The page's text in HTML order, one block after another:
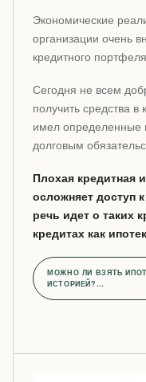
Экономические
организации очень
кредитного
Сегодня не всем
получить средства в
имел определенные
долговым
Плохая кредитная
осложняет доступ
речь идет о таких
кредитах как
МОЖНО ЛИ ВЗЯТЬ
ИСТОРИЕЙ?…